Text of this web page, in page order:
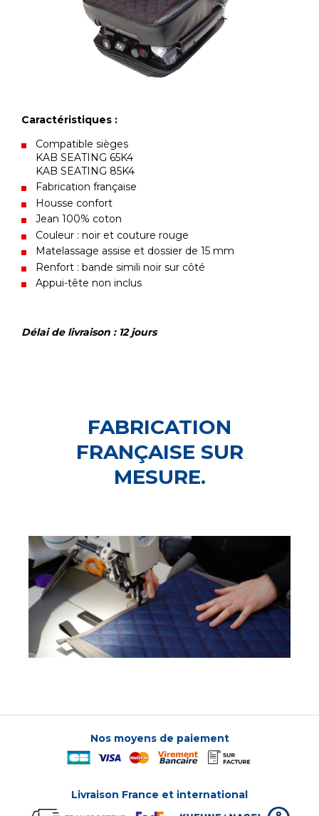
Caractéristiques :
Compatible sièges
KAB SEATING 65K4
KAB SEATING 85K4
Fabrication française
Housse confort
Jean 100% coton
Couleur : noir et couture rouge
Matelassage assise et dossier de 15 mm
Renfort : bande simili noir sur côté
Appui-tête non inclus
Délai de livraison : 12 jours
FABRICATION
FRANÇAISE SUR
MESURE.
Nos moyens de paiement
Livraison France et international